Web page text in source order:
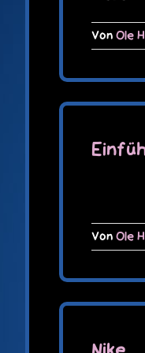
VonOle
VonOle